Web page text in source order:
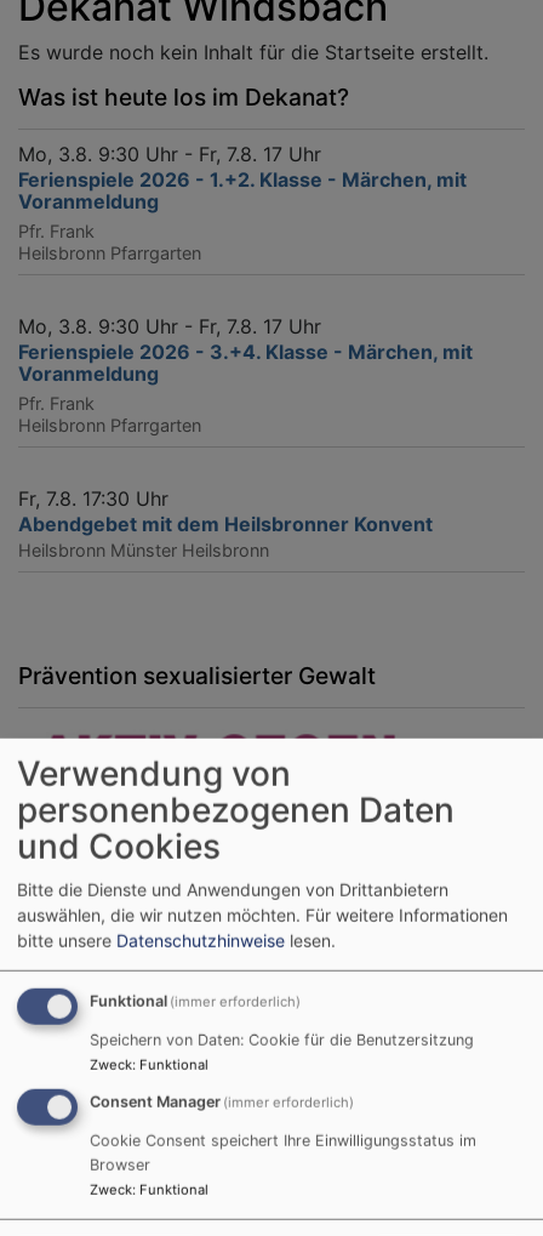
Es wurde noch kein Inhalt für die Startseite erstellt.
Was ist heute los im Dekanat?
Mo, 3.8. 9:30 Uhr - Fr, 7.8. 17 Uhr
Ferienspiele 2026 - 1.+2. Klasse - Märchen, mit
Voranmeldung
Pfr. Frank
Heilsbronn Pfarrgarten
Mo, 3.8. 9:30 Uhr - Fr, 7.8. 17 Uhr
Ferienspiele 2026 - 3.+4. Klasse - Märchen, mit
Voranmeldung
Pfr. Frank
Heilsbronn Pfarrgarten
Fr, 7.8. 17:30 Uhr
Abendgebet mit dem Heilsbronner Konvent
Heilsbronn Münster Heilsbronn
Prävention sexualisierter Gewalt
Liturgischer Kalender
Aktueller Feiertag:
02.08.2026 9. Sonntag nach Trinitatis
Wochenspruch:Lk 12,48
Wochenpsalm:Ps 63,2–9
Predigttext:
Verwendung von
personenbezogenen Daten
und Cookies
Bitte die Dienste und Anwendungen von Drittanbietern
auswählen, die wir nutzen möchten. Für weitere Informationen
bitte unsere Datenschutzhinweise lesen.
Funktional (immer erforderlich)
Speichern von Daten: Cookie für die Benutzersitzung
Zweck: Funktional
Consent Manager (immer erforderlich)
Cookie Consent speichert Ihre Einwilligungsstatus im
Browser
Zweck: Funktional